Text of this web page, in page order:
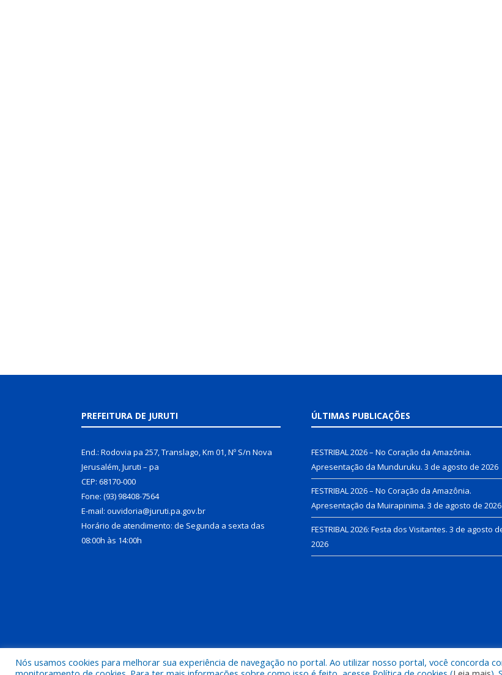
PREFEITURA DE JURUTI
End.: Rodovia pa 257, Translago, Km 01, Nº S/n Nova
Jerusalém, Juruti – pa
CEP: 68170-000
Fone: (93) 98408-7564
E-mail: ouvidoria@juruti.pa.gov.br
Horário de atendimento: de Segunda a sexta das
08:00h às 14:00h
ÚLTIMAS PUBLICAÇÕES
FESTRIBAL 2026 – No Coração da Amazônia.
Apresentação da Munduruku. 3 de agosto de 2026
FESTRIBAL 2026 – No Coração da Amazônia.
Apresentação da Muirapinima. 3 de agosto de 2026
FESTRIBAL 2026: Festa dos Visitantes. 3 de agosto
2026
Todos os direitos reservados a Prefeitura Municipal de Juruti.
Nós usamos cookies para melhorar sua experiência de navegação no portal. Ao utilizar nosso portal, você concorda